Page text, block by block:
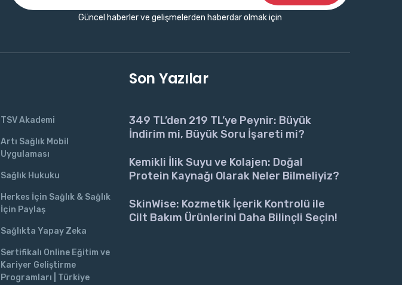
Güncel haberler ve gelişmelerden haberdar olmak için
TSV Akademi
Artı Sağlık Mobil
Uygulaması
Sağlık Hukuku
Herkes İçin Sağlık & Sağlık
İçin Paylaş
Sağlıkta Yapay Zeka
Sertifikalı Online Eğitim ve
Kariyer Geliştirme
Programları | Türkiye
Son Yazılar
349 TL’den 219 TL’ye Peynir: Büyük
İndirim mi, Büyük Soru İşareti mi?
Kemikli İlik Suyu ve Kolajen: Doğal
Protein Kaynağı Olarak Neler Bilmeliyiz?
SkinWise: Kozmetik İçerik Kontrolü ile
Cilt Bakım Ürünlerini Daha Bilinçli Seçin!